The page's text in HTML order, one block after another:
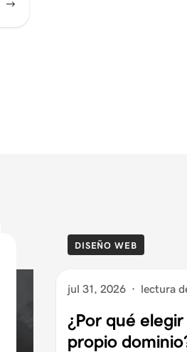
DISEÑO WEB
jul 31, 2026 · lectura
¿Por qué
propio